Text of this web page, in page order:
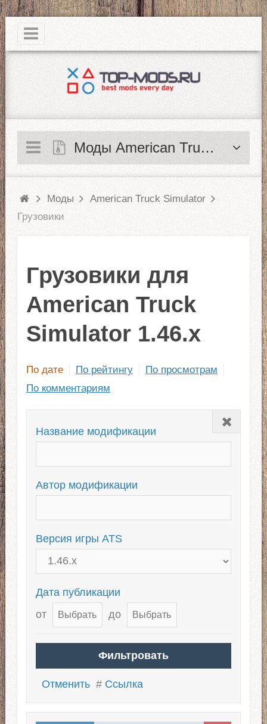
|
Моды American Truck Simulator
Моды
American Truck Simulator
Грузовики
Грузовики для
American Truck
Simulator 1.46.x
По дате По рейтингу
По просмотрам
По комментариям
Закрыть
Название модификации
Автор модификации
Версия игры ATS
Дата публикации
от
до
Отменить # Ссылка